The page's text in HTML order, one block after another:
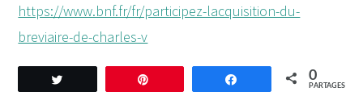
https://www.bnf.fr/fr/participez-lacquisition-du-
breviaire-de-charles-v
Partagez 0
PARTAGES